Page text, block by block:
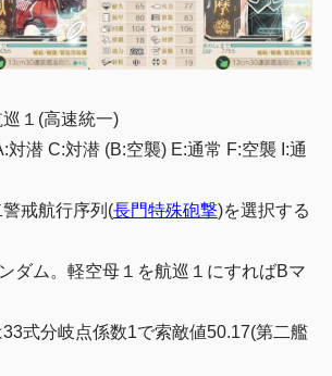
１(高速統一)
対潜 C:対潜 (B:空襲) E:通常 F:空襲 I:通
戒航行序列(長門特殊砲撃)を選択する
ダム。軽空母１を航巡１にすればBマ
式分岐点係数1で索敵値50.17(第二艦